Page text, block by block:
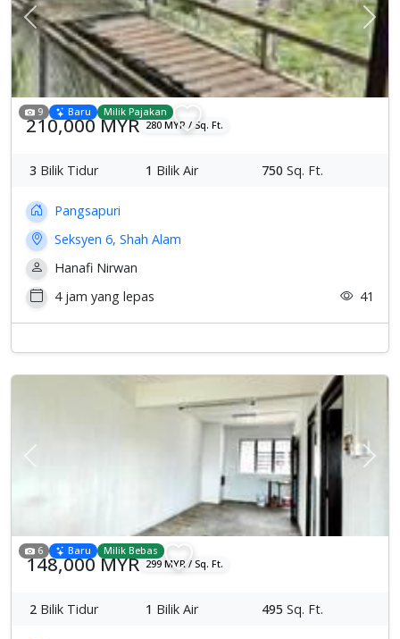
Previous
9 Baru Milik Pajakan
210,000 MYR 280 MYR / Sq. Ft.
3 Bilik Tidur 1 Bilik Air 750 Sq. Ft.
Pangsapuri
Seksyen 6, Shah Alam
Hanafi Nirwan
4 jam yang lepas
41
6 Baru Milik Bebas
148,000 MYR 299 MYR / Sq. Ft.
2 Bilik Tidur 1 Bilik Air 495 Sq. Ft.